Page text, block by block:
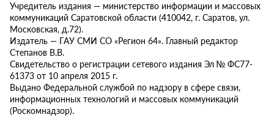
Учредитель издания — министерство информации и массовых
коммуникаций Саратовской области (410042, г. Саратов, ул.
Московская, д.72).
Издатель — ГАУ СМИ СО «Регион 64». Главный редактор
Степанов В.В.
Свидетельство о регистрации сетевого издания Эл № ФС77-
61373 от 10 апреля 2015 г.
Выдано Федеральной службой по надзору в сфере связи,
информационных технологий и массовых коммуникаций
(Роскомнадзор).